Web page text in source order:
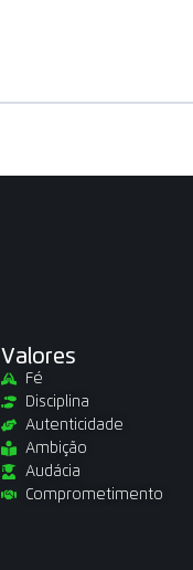
Fé
Disciplina
Autenticidade
Ambição
Audácia
Comprometimento
Valores